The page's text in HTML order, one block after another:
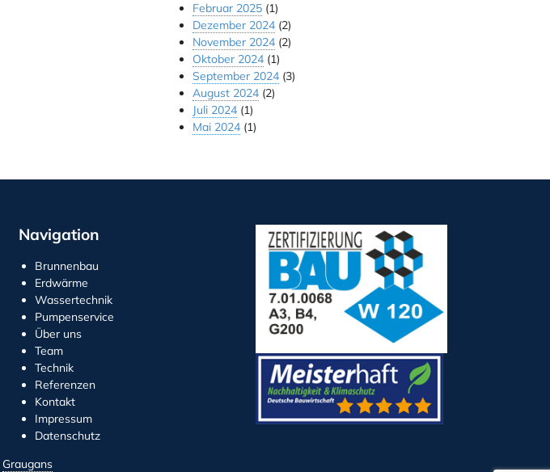
Februar 2025 (1)
Dezember 2024 (2)
November 2024 (2)
Oktober 2024 (1)
September 2024 (3)
August 2024 (2)
Juli 2024 (1)
Mai 2024 (1)
Navigation
Brunnenbau
Erdwärme
Wassertechnik
Pumpenservice
Über uns
Team
Technik
Referenzen
Kontakt
Impressum
Datenschutz
Graugans